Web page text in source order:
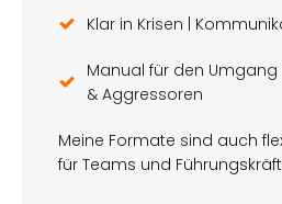
Klar in Krisen |
Manual für den
& Aggressoren
Meine Formate sind auch
für Teams und